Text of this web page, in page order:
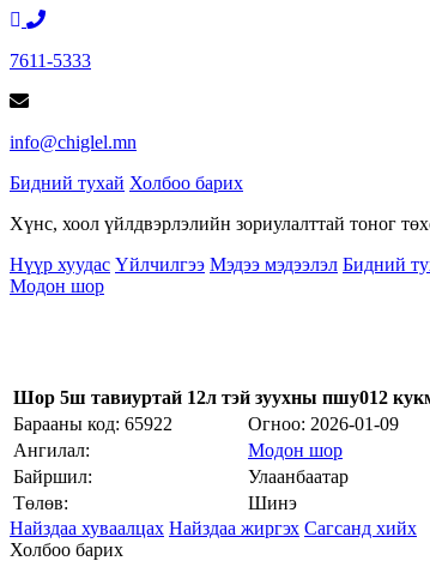
7611-5333
info@chiglel.mn
Бидний тухай Холбоо барих
Хүнс, хоол үйлдвэрлэлийн зориулалттай тоног
Нүүр хуудас Үйлчилгээ Мэдээ мэдээлэл Бидний
Модон шор
Шор 5ш тавиуртай 12л тэй зуухны пшу012
Барааны код: 65922
Огноо: 2026-01-09
Ангилал:
Модон шор
Байршил:
Улаанбаатар
Төлөв:
Шинэ
Найздаа хуваалцах Найздаа жиргэх Сагсанд хийх
Холбоо барих